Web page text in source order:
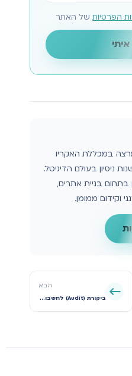
הפרטיות של האתר
מרצה במכללת האקריו
10 שנות ניסיון בעולם הדיגיטל.
בתחום בניית אתרים,
וקידום ממומן.
הבא
ביקורת (Audit) לחשבון גוגל אדס: הצ'קליסט המלא שיחסוך לכם כסף